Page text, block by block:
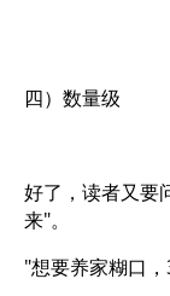
四）数量级
好了，读者又要
来"。
"想要养家糊口